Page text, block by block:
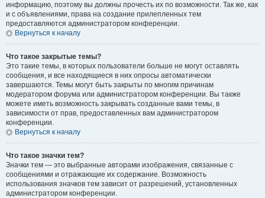
информацию, поэтому вы должны прочесть их по возможности. Так же, как
и с объявлениями, права на создание прилепленных тем
предоставляются администратором конференции.
Вернуться к началу
Что такое закрытые темы?
Это такие темы, в которых пользователи больше не могут оставлять
сообщения, и все находящиеся в них опросы автоматически
завершаются. Темы могут быть закрыты по многим причинам
модератором форума или администратором конференции. Вы также
можете иметь возможность закрывать созданные вами темы, в
зависимости от прав, предоставленных вам администратором
конференции.
Вернуться к началу
Что такое значки тем?
Значки тем — это выбранные авторами изображения, связанные с
сообщениями и отражающие их содержание. Возможность
использования значков тем зависит от разрешений, установленных
администратором конференции.